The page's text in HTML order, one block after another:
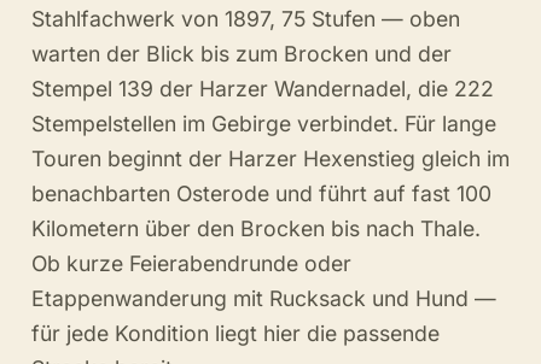
Stahlfachwerk von 1897, 75 Stufen — oben
warten der Blick bis zum Brocken und der
Stempel 139 der Harzer Wandernadel, die 222
Stempelstellen im Gebirge verbindet. Für lange
Touren beginnt der Harzer Hexenstieg gleich im
benachbarten Osterode und führt auf fast 100
Kilometern über den Brocken bis nach Thale.
Ob kurze Feierabendrunde oder
Etappenwanderung mit Rucksack und Hund —
für jede Kondition liegt hier die passende